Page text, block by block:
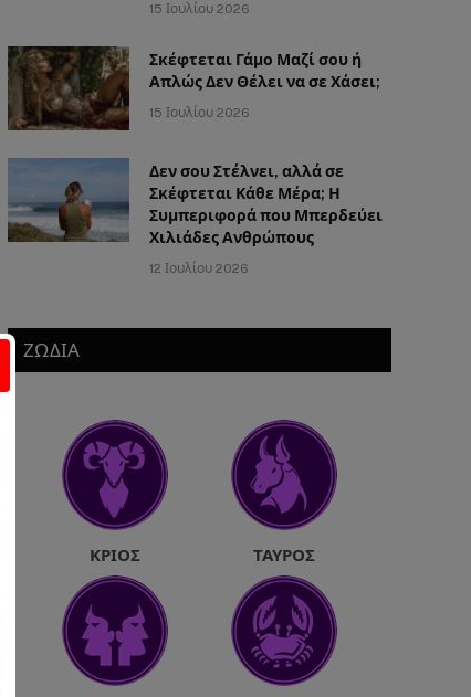
15 Ιουλίου 2026
Σκέφτεται Γάμο Μαζί σου ή
Απλώς Δεν Θέλει να σε Χάσει;
15 Ιουλίου 2026
Δεν σου Στέλνει, αλλά σε
Σκέφτεται Κάθε Μέρα; Η
Συμπεριφορά που Μπερδεύει
Χιλιάδες Ανθρώπους
12 Ιουλίου 2026
ΖΩΔΙΑ
ΚΡΙΌΣ ΤΑΎΡΟΣ